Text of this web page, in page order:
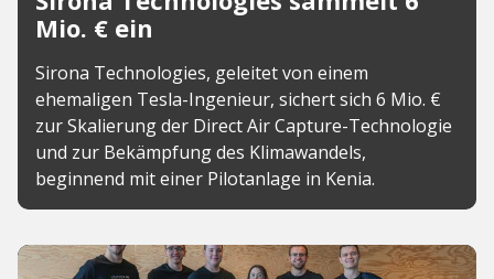
Mio. € ein
Sirona Technologies, geleitet von einem
ehemaligen Tesla-Ingenieur, sichert sich 6 Mio. €
zur Skalierung der Direct Air Capture-Technologie
und zur Bekämpfung des Klimawandels,
beginnend mit einer Pilotanlage in Kenia.